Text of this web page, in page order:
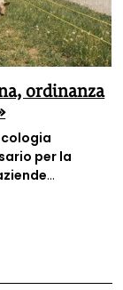
ordinanza
per la